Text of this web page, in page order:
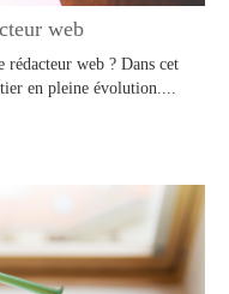
web
rédacteur web ? Dans cet
en pleine évolution....